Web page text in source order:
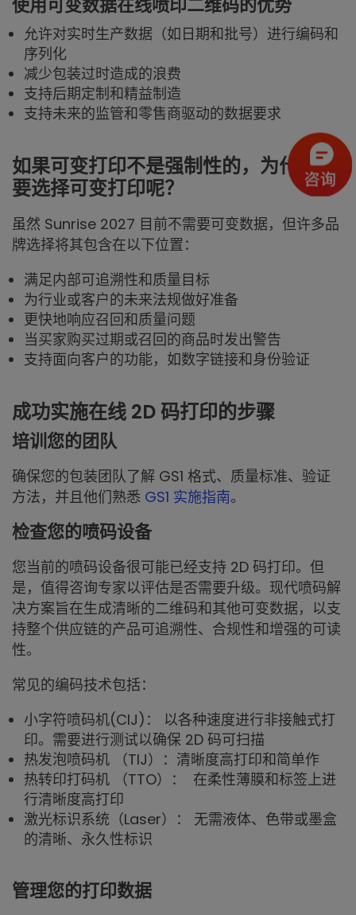
使用可变数据在线喷印二维码的优势
允许对实时生产数据（如日期和批号）进行编码和
序列化
减少包装过时造成的浪费
支持后期定制和精益制造
支持未来的监管和零售商驱动的数据要求
如果可变打印不是强制性的，为什么还
要选择可变打印呢？
虽然 Sunrise 2027 目前不需要可变数据，但许多品
牌选择将其包含在以下位置：
满足内部可追溯性和质量目标
为行业或客户的未来法规做好准备
更快地响应召回和质量问题
当买家购买过期或召回的商品时发出警告
支持面向客户的功能，如数字链接和身份验证
成功实施在线 2D 码打印的步骤
培训您的团队
确保您的包装团队了解 GS1 格式、质量标准、验证
方法，并且他们熟悉 GS1 实施指南。
检查您的喷码设备
您当前的喷码设备很可能已经支持 2D 码打印。但
是，值得咨询专家以评估是否需要升级。现代喷码解
决方案旨在生成清晰的二维码和其他可变数据，以支
持整个供应链的产品可追溯性、合规性和增强的可读
性。
常见的编码技术包括：
小字符喷码机(CIJ)： 以各种速度进行非接触式打
印。需要进行测试以确保 2D 码可扫描
热发泡喷码机 （TIJ）：清晰度高打印和简单作
热转印打码机 （TTO）： 在柔性薄膜和标签上进
行清晰度高打印
激光标识系统（Laser）： 无需液体、色带或墨盒
的清晰、永久性标识
管理您的打印数据